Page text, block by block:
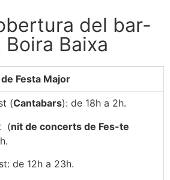
del bar-
Baixa
Festa Major
(Cantabars): de 18h a 2h.
(nit de concerts de Fes-te
de 12h a 23h.